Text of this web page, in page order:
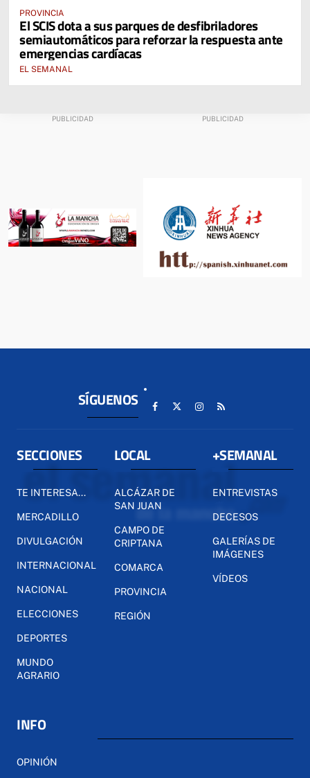
PROVINCIA
El SCIS dota a sus parques de desfibriladores
semiautomáticos para reforzar la respuesta ante
emergencias cardíacas
EL SEMANAL
SÍGUENOS
SECCIONES
TE INTERESA...
MERCADILLO
DIVULGACIÓN
INTERNACIONAL
NACIONAL
ELECCIONES
DEPORTES
MUNDO
AGRARIO
LOCAL
ALCÁZAR DE
SAN JUAN
CAMPO DE
CRIPTANA
COMARCA
PROVINCIA
REGIÓN
+SEMANAL
ENTREVISTAS
DECESOS
GALERÍAS DE
IMÁGENES
VÍDEOS
INFO
OPINIÓN